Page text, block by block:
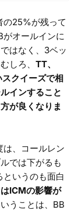
の25%が残って
がオールインに
はなく、3ベッ
しろ、 TT、
クイーズで相
インすること
が良くなりま
は、コールレン
では下がるも
いうのも面白
ICMの影響が
うことは、BB